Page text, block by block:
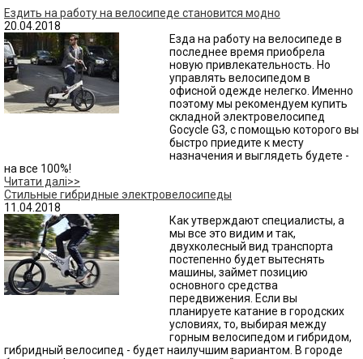
Ездить на работу на велосипеде становится модно
20.04.2018
Езда на работу на велосипеде в
последнее время приобрела
новую привлекательность. Но
управлять велосипедом в
офисной одежде нелегко. Именно
поэтому мы рекомендуем купить
складной электровелосипед
Gocycle G3, с помощью которого вы
быстро приедите к месту
назначения и выглядеть будете -
на все 100%!
Читати далі>>
Стильные гибридные электровелосипеды
11.04.2018
Как утверждают специалисты, а
мы все это видим и так,
двухколесный вид транспорта
постепенно будет вытеснять
машины, займет позицию
основного средства
передвижения. Если вы
планируете катание в городских
условиях, то, выбирая между
горным велосипедом и гибридом,
гибридный велосипед - будет наилучшим вариантом. В городе